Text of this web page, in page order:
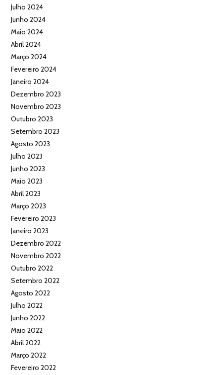
Julho 2024
Junho 2024
Maio 2024
Abril 2024
Março 2024
Fevereiro 2024
Janeiro 2024
Dezembro 2023
Novembro 2023
Outubro 2023
Setembro 2023
Agosto 2023
Julho 2023
Junho 2023
Maio 2023
Abril 2023
Março 2023
Fevereiro 2023
Janeiro 2023
Dezembro 2022
Novembro 2022
Outubro 2022
Setembro 2022
Agosto 2022
Julho 2022
Junho 2022
Maio 2022
Abril 2022
Março 2022
Fevereiro 2022